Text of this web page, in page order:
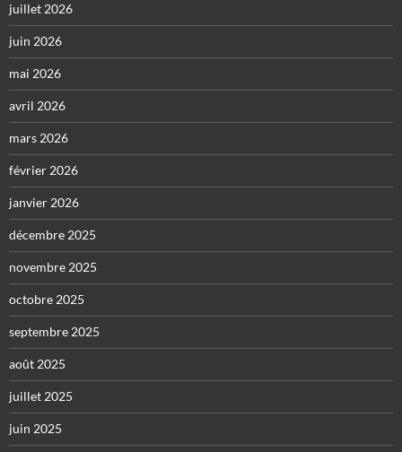
juillet 2026
juin 2026
mai 2026
avril 2026
mars 2026
février 2026
janvier 2026
décembre 2025
novembre 2025
octobre 2025
septembre 2025
août 2025
juillet 2025
juin 2025